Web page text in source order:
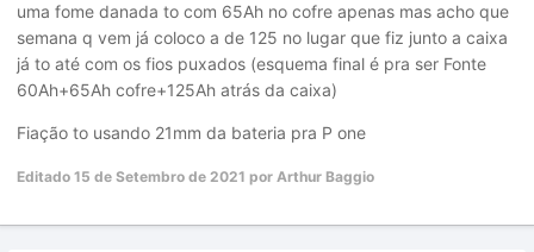
uma fome danada to com 65Ah no cofre apenas mas acho que
semana q vem já coloco a de 125 no lugar que fiz junto a caixa
já to até com os fios puxados (esquema final é pra ser Fonte
60Ah+65Ah cofre+125Ah atrás da caixa)
Fiação to usando 21mm da bateria pra P one
Editado 15 de Setembro de 2021 por Arthur Baggio